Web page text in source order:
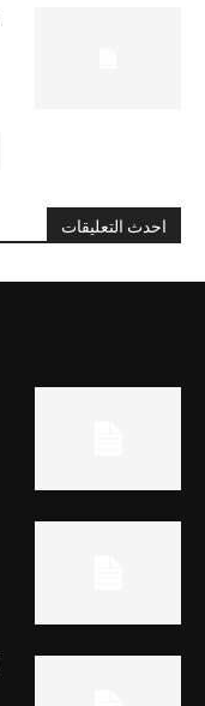
احدث التعليقات